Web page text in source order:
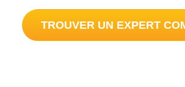
TROUVER UN EXPERT